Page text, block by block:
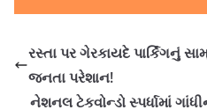
રસ્તા પર ગેરકાયદે પાર્કિંગનું
જનતા પરેશાન!
નેશનલ ટેકવોન્ડો સ્પર્ધામાં